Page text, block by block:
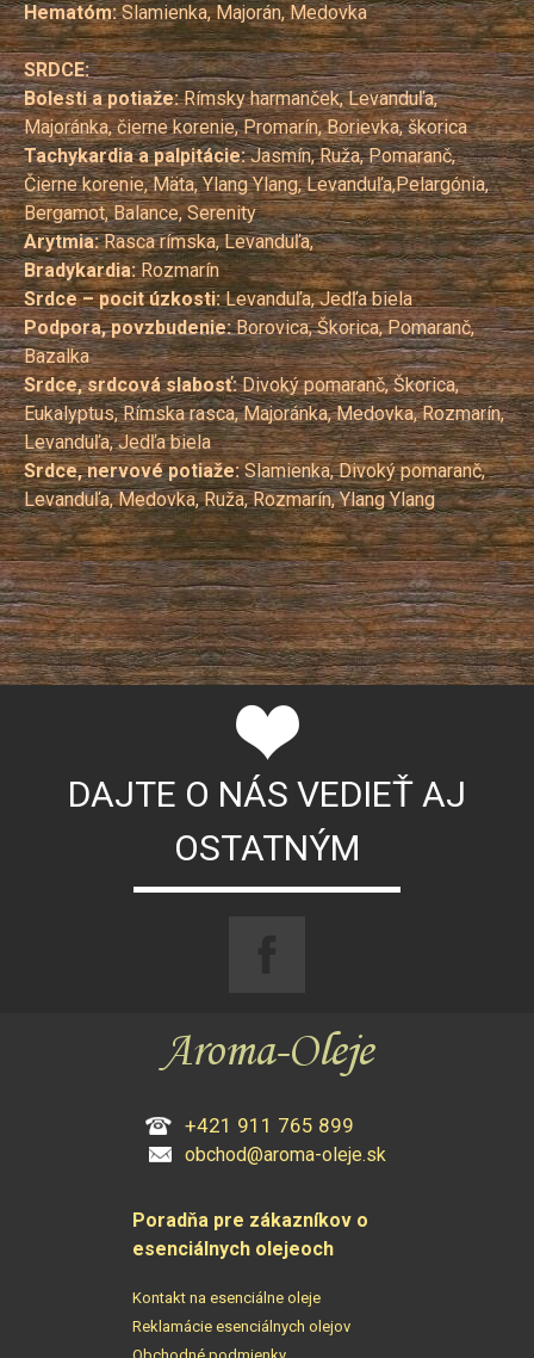
Hematóm:Slamienka, Majorán, Medovka
SRDCE:
Bolesti a potiaže:Rímsky harmanček, Levanduľa,
Majoránka, čierne korenie, Promarín, Borievka, škorica
Tachykardia a palpitácie:Jasmín, Ruža, Pomaranč,
Čierne korenie, Mäta, Ylang Ylang, Levanduľa,Pelargónia,
Bergamot, Balance, Serenity
Arytmia:Rasca rímska, Levanduľa,
Bradykardia:Rozmarín
Srdce – pocit úzkosti:Levanduľa, Jedľa biela
Podpora, povzbudenie:Borovica, Škorica, Pomaranč,
Bazalka
Srdce, srdcová slabosť:Divoký pomaranč, Škorica,
Eukalyptus, Rímska rasca, Majoránka, Medovka, Rozmarín,
Levanduľa, Jedľa biela
Srdce, nervové potiaže:Slamienka, Divoký pomaranč,
Levanduľa, Medovka, Ruža, Rozmarín, Ylang Ylang
DAJTE O NÁS VEDIEŤ AJ
OSTATNÝM
+421 911 765 899
obchod@aroma-oleje.sk
Poradňa pre zákazníkov o
esenciálnych olejeoch
Kontakt na esenciálne oleje
Reklamácie esenciálnych olejov